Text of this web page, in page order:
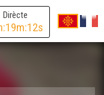
Dirècte
19m:12s